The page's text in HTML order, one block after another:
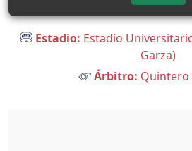
Estadio: Estadio
Garza)
Árbitro: Quintero